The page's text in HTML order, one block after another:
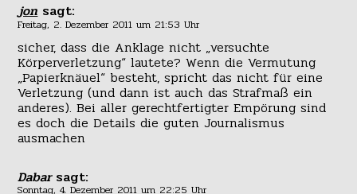
jon sagt:
Freitag, 2. Dezember 2011 um 21:53 Uhr
sicher, dass die Anklage nicht „versuchte
Körperverletzung“ lautete? Wenn die Vermutung
„Papierknäuel“ besteht, spricht das nicht für eine
Verletzung (und dann ist auch das Strafmaß ein
anderes). Bei aller gerechtfertigter Empörung sind
es doch die Details die guten Journalismus
ausmachen
Dabar sagt:
Sonntag, 4. Dezember 2011 um 22:25 Uhr